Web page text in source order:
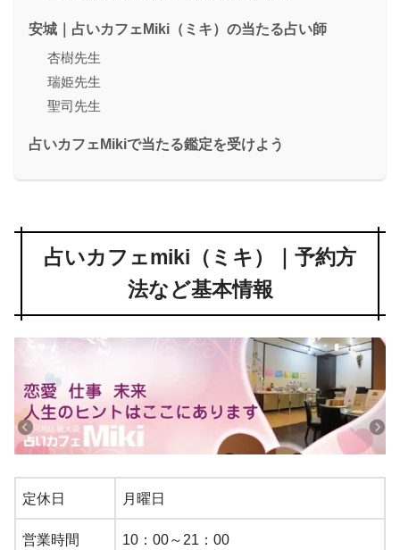
安城｜占いカフェMiki（ミキ）の当たる占い師
杏樹先生
瑞姫先生
聖司先生
占いカフェMikiで当たる鑑定を受けよう
占いカフェmiki（ミキ）｜予約方
法など基本情報
定休日 月曜日
営業時間 10：00～21：00